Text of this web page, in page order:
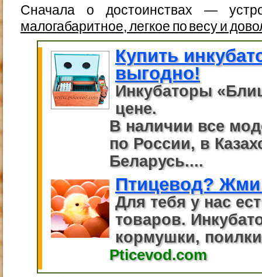
Сначала о достоинствах —
малогабаритное, легкое по весу и
Купить
выгодно!
Инкубаторы
цене.
В наличии все
по России, в
Беларусь....
Птицевод?
Для тебя у нас
товаров.
кормушки,
Pticevod.com